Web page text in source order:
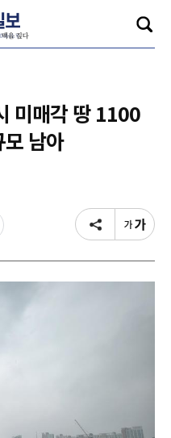
미매각 땅 1100
남아